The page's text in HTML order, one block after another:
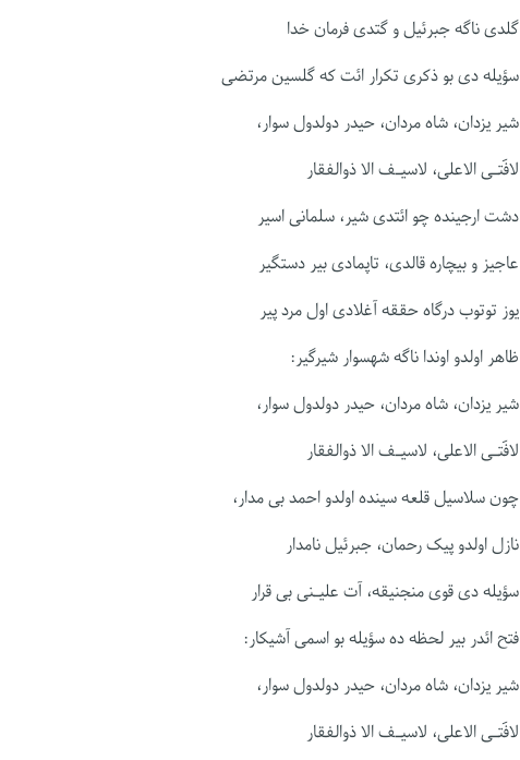
گلدی ناگه جبرئیل و گتدی فرمان خدا
سؤیله دی بو ذکری تکرار ائت که گلسین مرتضی
شیر یزدان، شاه مردان، حیدر دولدول سوار،
لافَتـی الاعلی، لاسیـف الا ذوالفقار
دشت ارجینده چو ائتدی شیر، سلمانی اسیر
عاجیز و بیچاره قالدی، تاپمادی بیر دستگیر
یوز توتوب درگاه حققه آغلادی اول مرد پیر
ظاهر اولدو اوندا ناگه شهسوار شیرگیر:
شیر یزدان، شاه مردان، حیدر دولدول سوار،
لافَتـی الاعلی، لاسیـف الا ذوالفقار
چون سلاسیل قلعه سینده اولدو احمد بی مدار،
نازل اولدو پیک رحمان، جبرئیل نامدار
سؤیله دی قوی منجنیقه، آت علیـنی بی قرار
فتح ائدر بیر لحظه ده سؤیله بو اسمی آشیکار:
شیر یزدان، شاه مردان، حیدر دولدول سوار،
لافَتـی الاعلی، لاسیـف الا ذوالفقار